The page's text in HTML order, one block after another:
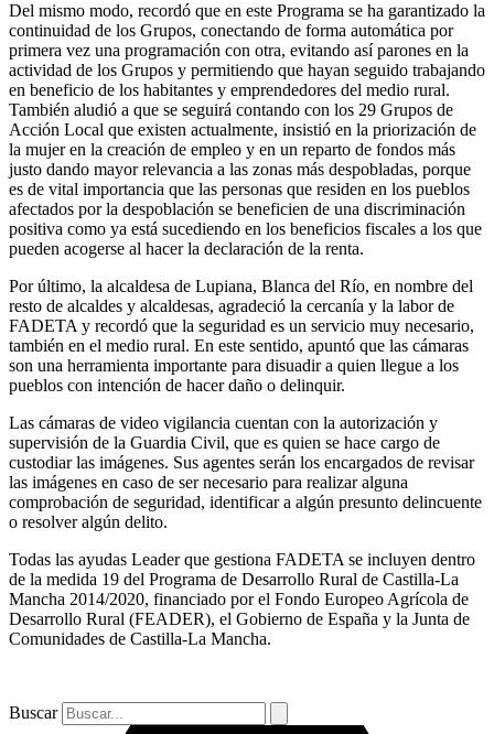
Del mismo modo, recordó que en este Programa se ha garantizado la
continuidad de los Grupos, conectando de forma automática por
primera vez una programación con otra, evitando así parones en la
actividad de los Grupos y permitiendo que hayan seguido trabajando
en beneficio de los habitantes y emprendedores del medio rural.
También aludió a que se seguirá contando con los 29 Grupos de
Acción Local que existen actualmente, insistió en la priorización de
la mujer en la creación de empleo y en un reparto de fondos más
justo dando mayor relevancia a las zonas más despobladas, porque
es de vital importancia que las personas que residen en los pueblos
afectados por la despoblación se beneficien de una discriminación
positiva como ya está sucediendo en los beneficios fiscales a los que
pueden acogerse al hacer la declaración de la renta.
Por último, la alcaldesa de Lupiana, Blanca del Río, en nombre del
resto de alcaldes y alcaldesas, agradeció la cercanía y la labor de
FADETA y recordó que la seguridad es un servicio muy necesario,
también en el medio rural. En este sentido, apuntó que las cámaras
son una herramienta importante para disuadir a quien llegue a los
pueblos con intención de hacer daño o delinquir.
Las cámaras de video vigilancia cuentan con la autorización y
supervisión de la Guardia Civil, que es quien se hace cargo de
custodiar las imágenes. Sus agentes serán los encargados de revisar
las imágenes en caso de ser necesario para realizar alguna
comprobación de seguridad, identificar a algún presunto delincuente
o resolver algún delito.
Todas las ayudas Leader que gestiona FADETA se incluyen dentro
de la medida 19 del Programa de Desarrollo Rural de Castilla-La
Mancha 2014/2020, financiado por el Fondo Europeo Agrícola de
Desarrollo Rural (FEADER), el Gobierno de España y la Junta de
Comunidades de Castilla-La Mancha.
Buscar